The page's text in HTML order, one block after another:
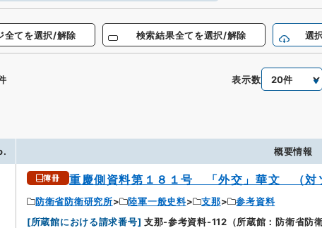
全てを選択/解除 検索結果全てを選択/解除 選
表示数
概要情報
簿冊 重慶側資料第１８１号 「外交」華文 （
防衛省防衛研究所 陸軍一般史料 支那
参考資料
[所蔵館における請求番号] 支那-参考資料-112（所蔵館：防衛省防衛